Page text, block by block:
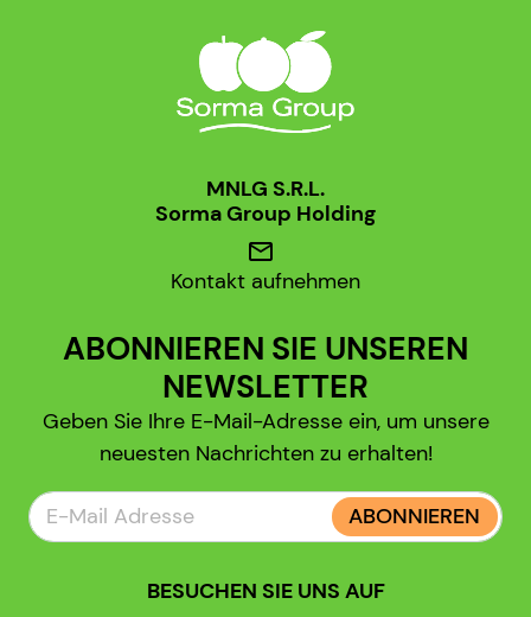
MNLG S.R.L.
Sorma Group Holding
mail
Kontakt aufnehmen
ABONNIEREN SIE UNSEREN
NEWSLETTER
Geben Sie Ihre E-Mail-Adresse ein, um unsere
neuesten Nachrichten zu erhalten!
ABONNIEREN
BESUCHEN SIE UNS AUF